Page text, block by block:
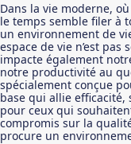
Dans la vie moderne,
le temps semble filer à
un environnement de
espace de vie n’est
impacte également
notre productivité au
spécialement conçue
base qui allie efficacité,
pour ceux qui
compromis sur la
procure un